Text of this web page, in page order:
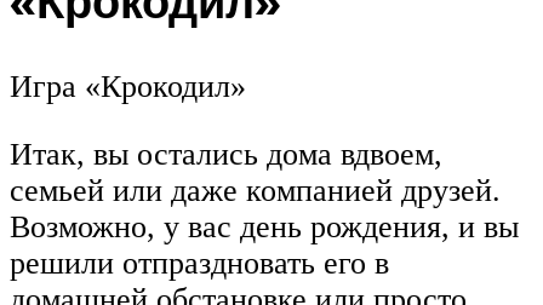
Игра «Крокодил»
Итак, вы остались дома вдвоем,
семьей или даже компанией друзей.
Возможно, у вас день рождения, и вы
решили отпраздновать его в